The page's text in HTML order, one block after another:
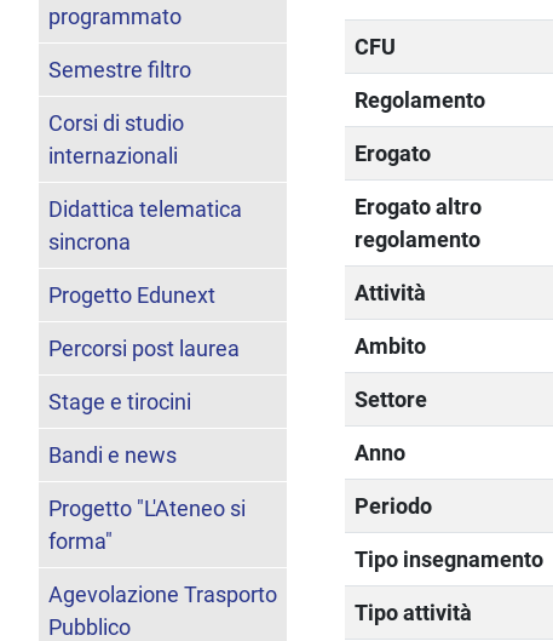
CFU
Regolamento
Erogato
Erogato altro
regolamento
Attività
Ambito
Settore
Anno
Periodo
Tipo insegnamento
Tipo attività
programmato
Semestre filtro
Corsi di studio
internazionali
Didattica telematica
sincrona
Progetto Edunext
Percorsi post laurea
Stage e tirocini
Bandi e news
Progetto "L'Ateneo si
forma"
Agevolazione Trasporto
Pubblico